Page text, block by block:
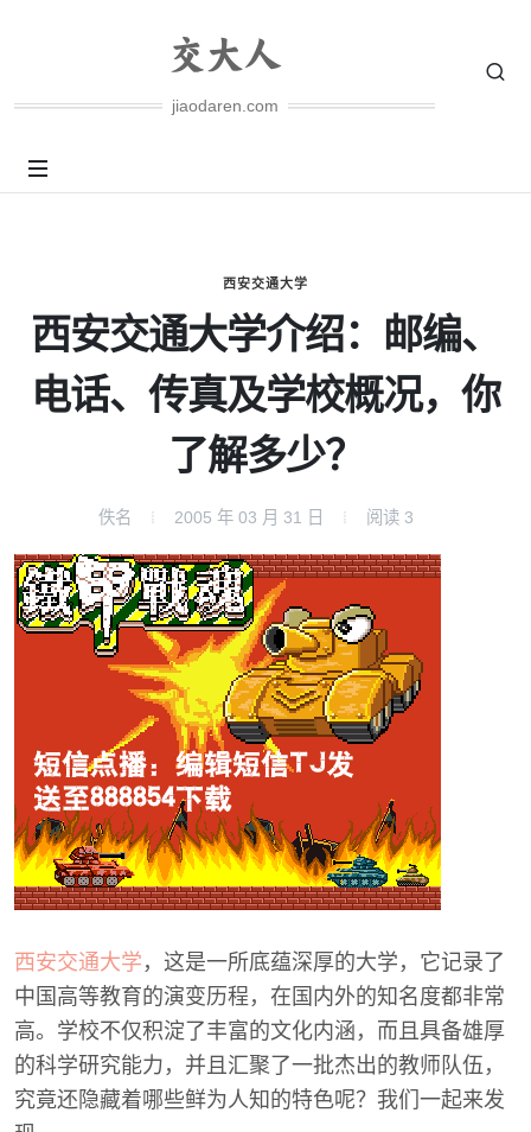
jiaodaren.com
西安交通大学
西安交通大学介绍：邮编、
电话、传真及学校概况，你
了解多少？
佚名 2005 年 03 月 31 日 阅读 3
西安交通大学 ，这是一所底蕴深厚的大学，它记录了
中国高等教育的演变历程，在国内外的知名度都非常
高。学校不仅积淀了丰富的文化内涵，而且具备雄厚
的科学研究能力，并且汇聚了一批杰出的教师队伍，
究竟还隐藏着哪些鲜为人知的特色呢？我们一起来发